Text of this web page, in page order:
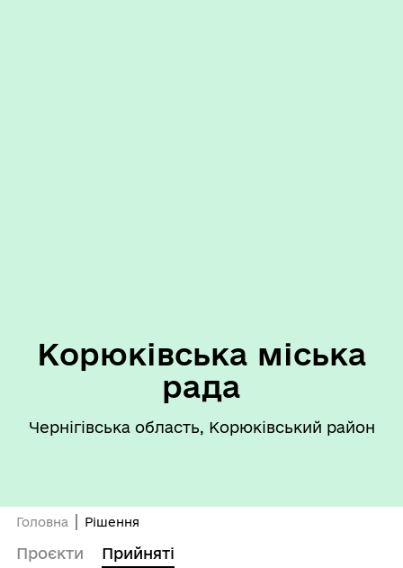
Корюківська міська
рада
Чернігівська область, Корюківський район
Головна Рішення
Проєкти Прийняті